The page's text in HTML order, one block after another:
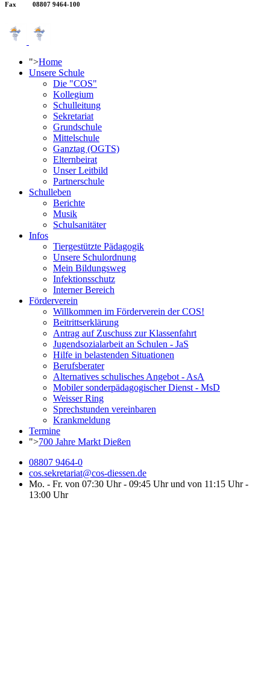
Fax 08807 9464-100
">Home
Unsere Schule
Die "COS"
Kollegium
Schulleitung
Sekretariat
Grundschule
Mittelschule
Ganztag (OGTS)
Elternbeirat
Unser Leitbild
Partnerschule
Schulleben
Berichte
Musik
Schulsanitäter
Infos
Tiergestützte Pädagogik
Unsere Schulordnung
Mein Bildungsweg
Infektionsschutz
Interner Bereich
Förderverein
Willkommen im Förderverein der COS!
Beitrittserklärung
Antrag auf Zuschuss zur Klassenfahrt
Jugendsozialarbeit an Schulen - JaS
Hilfe in belastenden Situationen
Berufsberater
Alternatives schulisches Angebot - AsA
Mobiler sonderpädagogischer Dienst - MsD
Weisser Ring
Sprechstunden vereinbaren
Krankmeldung
Termine
">700 Jahre Markt Dießen
08807 9464-0
cos.sekretariat@cos-diessen.de
Mo. - Fr. von 07:30 Uhr - 09:45 Uhr und von 11:15 Uhr -
13:00 Uhr